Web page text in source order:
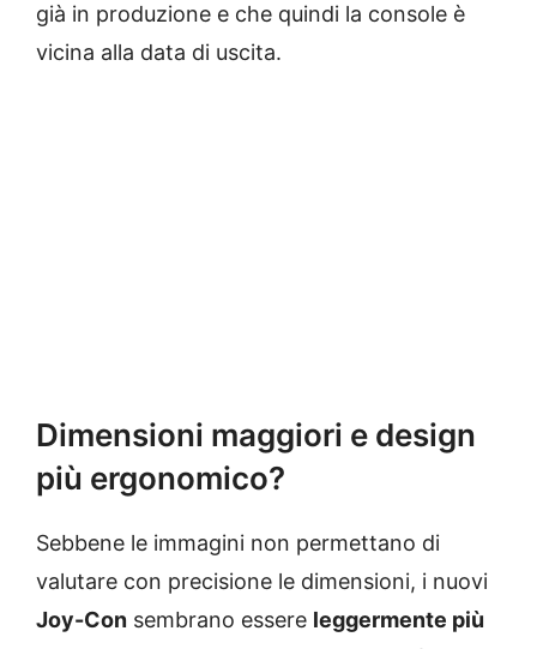
già in produzione e che quindi la console è
vicina alla data di uscita.
Dimensioni maggiori e design
più ergonomico?
Sebbene le immagini non permettano di
valutare con precisione le dimensioni, i nuovi
Joy-Con sembrano essere leggermente più